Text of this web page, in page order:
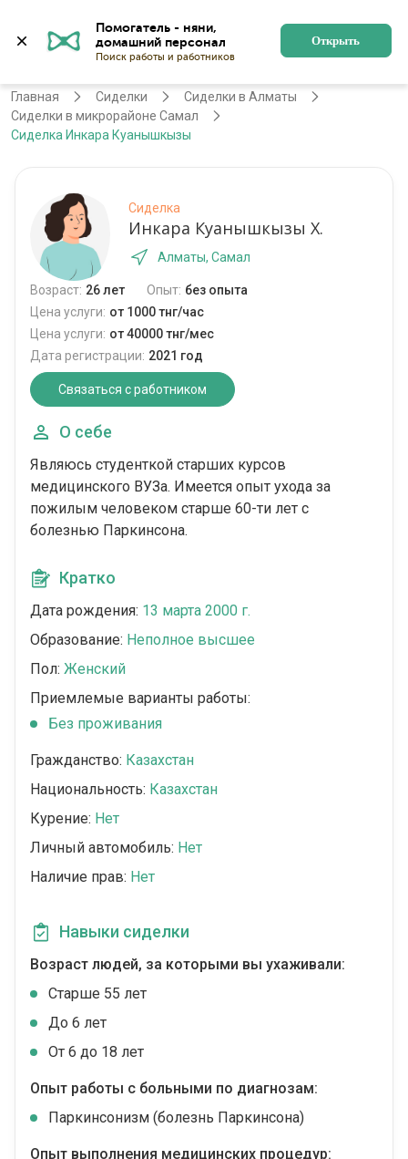
Помогатель - няни,
Поиск работы и работников
Открыть
Алматы Регистрация
Главная Сиделки
Сиделки в Алматы
Сиделки в микрорайоне Самал
Сиделка Инкара Куанышкызы
Сиделка
Инкара Куанышкызы Х.
Алматы, Самал
Возраст: 26 лет Опыт: без опыта
Цена услуги: от 1000 тнг/час
Цена услуги: от 40000 тнг/мес
Дата регистрации: 2021 год
Связаться с работником
О себе
Являюсь студенткой старших курсов
медицинского ВУЗа. Имеется опыт ухода за
пожилым человеком старше 60-ти лет с
болезнью Паркинсона.
Кратко
Дата рождения: 13 марта 2000 г.
Образование: Неполное высшее
Пол: Женский
Приемлемые варианты работы:
Без проживания
Гражданство: Казахстан
Национальность: Казахстан
Курение: Нет
Личный автомобиль: Нет
Наличие прав: Нет
Навыки сиделки
Возраст людей, за которыми вы ухаживали:
Cтарше 55 лет
До 6 лет
От 6 до 18 лет
Опыт работы с больными по диагнозам:
Паркинсонизм (болезнь Паркинсона)
Опыт выполнения медицинских процедур: